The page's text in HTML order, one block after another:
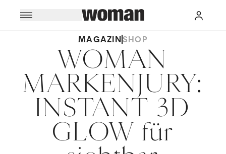
MAGAZINSHOP
WOMAN
MARKENJURY:
INSTANT 3D
GLOW für